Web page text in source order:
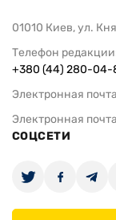
01010 Киев, ул.
Телефон
+380 (44) 280-04-
Электронная
Электронная
СОЦСЕТИ